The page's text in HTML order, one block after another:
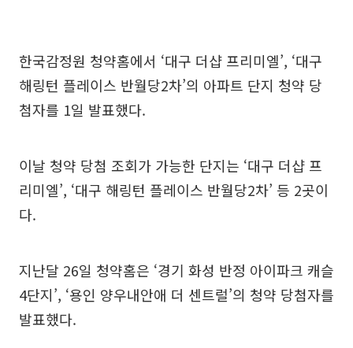
한국감정원 청약홈에서 ‘대구 더샵 프리미엘’, ‘대구
해링턴 플레이스 반월당2차’의 아파트 단지 청약 당
첨자를 1일 발표했다.
이날 청약 당첨 조회가 가능한 단지는 ‘대구 더샵 프
리미엘’, ‘대구 해링턴 플레이스 반월당2차’ 등 2곳이
다.
지난달 26일 청약홈은 ‘경기 화성 반정 아이파크 캐슬
4단지’, ‘용인 양우내안애 더 센트럴’의 청약 당첨자를
발표했다.